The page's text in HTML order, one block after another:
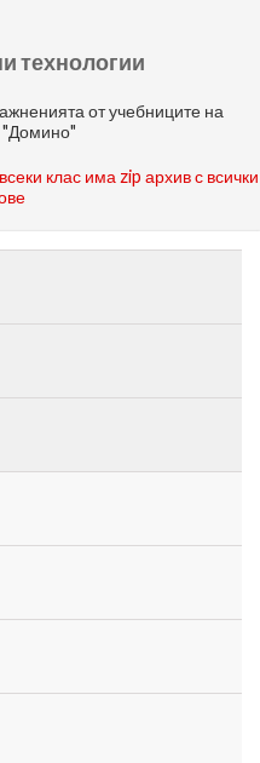
технологии
от учебниците на
"Домино"
клас има zip архив с всички